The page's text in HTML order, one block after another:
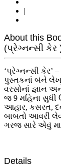
About this
(પ્રેગ્નન્સી કેર
‘પ્રેગ્નન્સી
પુસ્તકનાં બંને
વરસોનાં જ્ઞાન
જ 9 મહિના સુધી
આહાર, કસરત,
બાબતો આવરી
ગરજ સારે એવું
Details